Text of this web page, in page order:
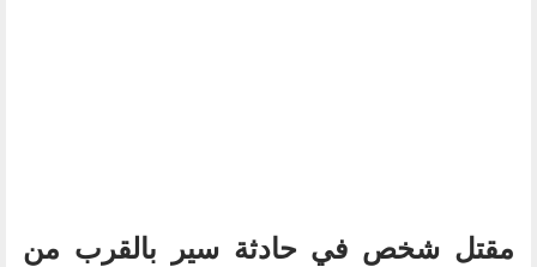
مقتل شخص في حادثة سير بالقرب من